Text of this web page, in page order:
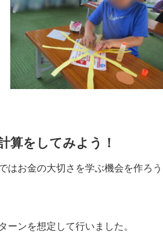
算をしてみよう！
はお金の大切さを学ぶ機会を作ろう
ンを想定して行いました。